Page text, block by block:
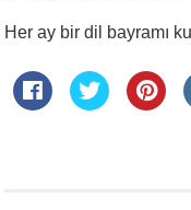
Her ay bir dil bayramı